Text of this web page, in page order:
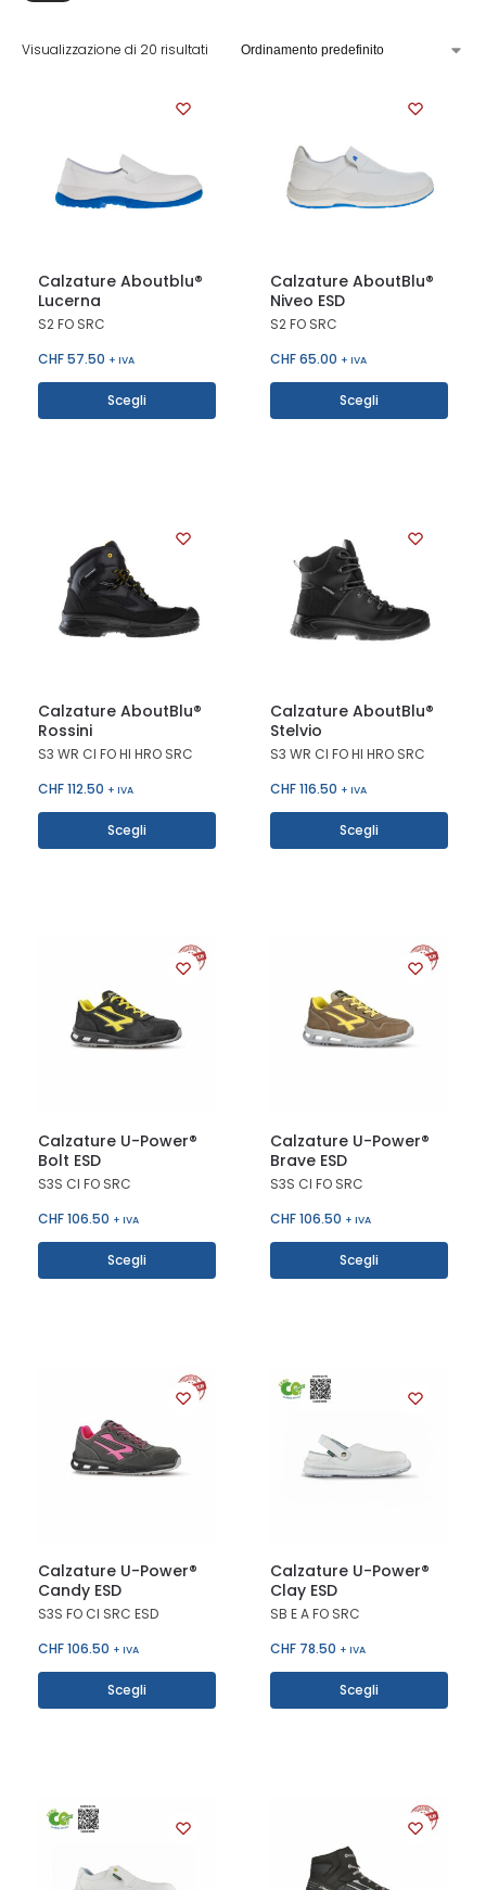
Visualizzazione di 20 risultati
Calzature Aboutblu®
Lucerna
S2 FO SRC
CHF57.50 + IVA
Scegli
Calzature AboutBlu®
Niveo ESD
S2 FO SRC
CHF65.00 + IVA
Scegli
Calzature AboutBlu®
Rossini
S3 WR CI FO HI HRO SRC
CHF112.50 + IVA
Scegli
Calzature AboutBlu®
Stelvio
S3 WR CI FO HI HRO SRC
CHF116.50 + IVA
Scegli
Calzature U-Power®
Bolt ESD
S3S CI FO SRC
CHF106.50 + IVA
Scegli
Calzature U-Power®
Brave ESD
S3S CI FO SRC
CHF106.50 + IVA
Scegli
Calzature U-Power®
Candy ESD
S3S FO CI SRC ESD
CHF106.50 + IVA
Scegli
Calzature U-Power®
Clay ESD
SB E A FO SRC
CHF 78.50 + IVA
Scegli